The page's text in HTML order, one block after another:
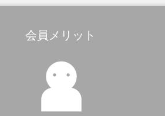
会員メリット